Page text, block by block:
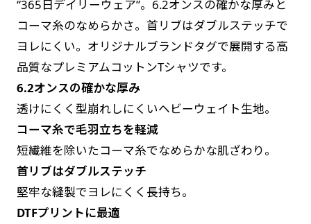
“365日デイリーウェア”。6.2オンスの確かな厚みと
コーマ糸のなめらかさ。首リブはダブルステッチで
ヨレにくい。オリジナルブランドタグで展開する高
品質なプレミアムコットンTシャツです。
6.2オンスの確かな厚み
透けにくく型崩れしにくいヘビーウェイト生地。
コーマ糸で毛羽立ちを軽減
短繊維を除いたコーマ糸でなめらかな肌ざわり。
首リブはダブルステッチ
堅牢な縫製でヨレにくく長持ち。
DTFプリントに最適
す。かわいいい＆おしゃれなのぼりです。台はセ
ットでついてます。
ジャンボ(90x270)
遠くからでも視認しやすいジャンボサイズです。
駐車場などのスペースに余裕がある場所で大々的
に宣伝できます。
す。かわいいい＆おしゃれなのぼりです。台はセ
ットでついてます。
ジャンボ(270x90)
遠くからでも視認しやすいジャンボサイズです。
駐車場などのスペースに余裕がある場所で大々的
に宣伝できます。